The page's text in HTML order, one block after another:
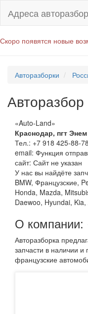
Адреса
Скоро появятся новые
Авторазборки
«Auto-Land»
Краснодар, пгт Энем
Тел.: +7 918 425-88-78
email: Функция
сайт: Сайт не указан
У нас вы найдёте
BMW, Французские,
Honda, Mazda,
Daewoo, Hyundai,
О компании:
Авторазборка
запчасти в наличии и
французские